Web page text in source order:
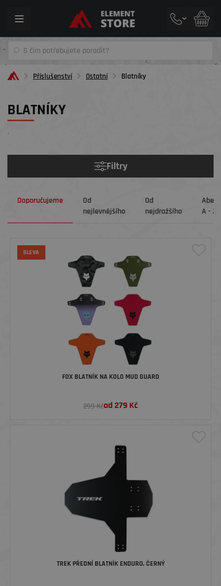
Toggle
Příslušenství Ostatní Blatníky
BLATNÍKY
´
Filtry
Doporučujeme
Od
nejlevnějšího
Od
nejdražšího
A - Z
SLEVA
FOX BLATNÍK NA KOLO MUD GUARD
299 Kčod 279 Kč
TREK PŘEDNÍ BLATNÍK ENDURO, ČERNÝ